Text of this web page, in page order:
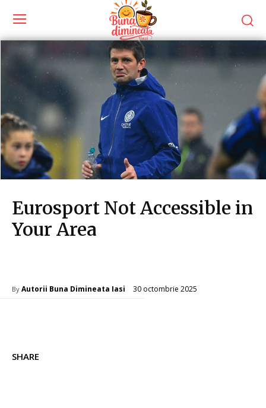
Eurosport Not Accessible in
Your Area
By Autorii Buna Dimineata Iasi 30 octombrie 2025
SHARE